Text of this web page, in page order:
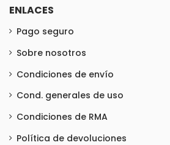
ENLACES
Pago seguro
Sobre nosotros
Condiciones de envío
Cond. generales de uso
Condiciones de RMA
Política de devoluciones